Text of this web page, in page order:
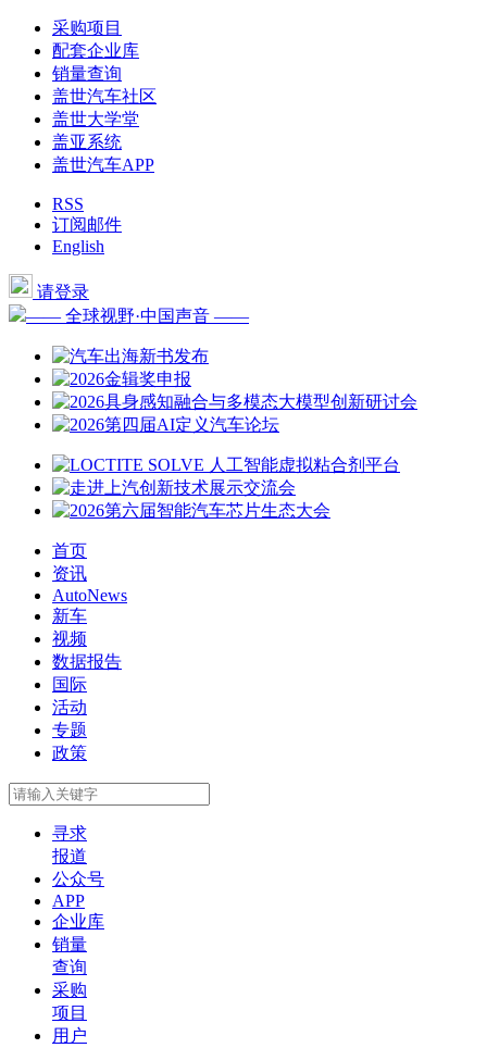
采购项目
配套企业库
销量查询
盖世汽车社区
盖世大学堂
盖亚系统
盖世汽车APP
RSS
订阅邮件
English
请登录
—— 全球视野·中国声音 ——
首页
资讯
AutoNews
新车
视频
数据报告
国际
活动
专题
政策
寻求
报道
公众号
APP
企业库
销量
查询
采购
项目
用户